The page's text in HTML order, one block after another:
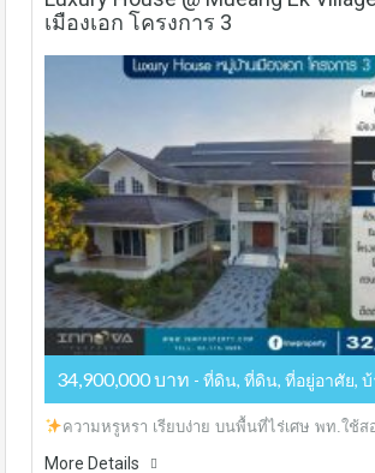
เมืองเอก โครงการ 3
34,900,000 บาท - ที่ดิน, ที่ดิน, ที่อยู่อาศัย,
ความหรูหรา เรียบง่าย บนพื้นที่ไร่เศษ พท.ใช้สอ
More Details